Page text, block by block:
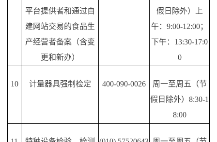
平台提供者和通过自
建网站交易的食品生
产经营者备案（含变
更和新办）
假日除外）上
午： 9:00-12:00；
下午：13:30-17:0
0
10 计量器具强制检定 400-090-0026
周一至周五（节
假日除外） 8:30-1
8:00